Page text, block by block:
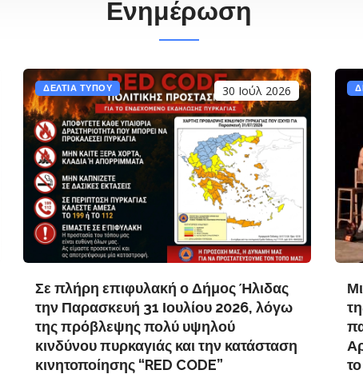
Ενημέρωση
ΔΕΛΤΙΑ ΤΥΠΟΥ 30 Ιούλ 2026
Σε πλήρη επιφυλακή ο Δήμος Ήλιδας
την Παρασκευή 31 Ιουλίου 2026, λόγω
της πρόβλεψης πολύ υψηλού
κινδύνου πυρκαγιάς και την κατάσταση
κινητοποίησης “RED CODE”